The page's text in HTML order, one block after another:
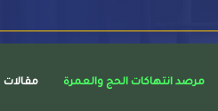
مرصد انتهاكات الحج والعمرة مقالات